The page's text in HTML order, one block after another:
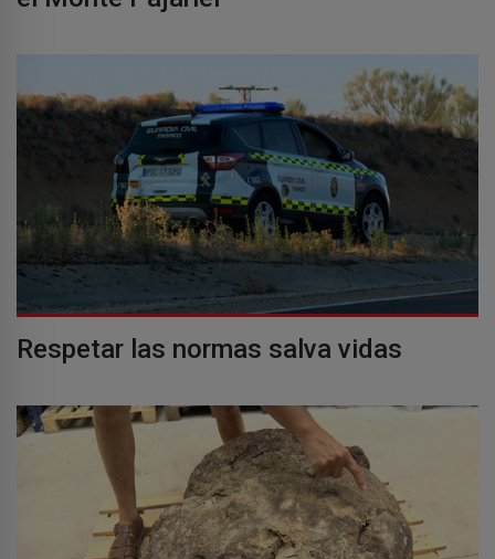
Respetar las normas salva vidas